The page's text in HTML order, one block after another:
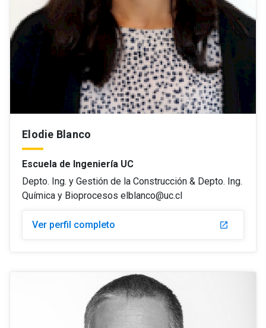
Elodie Blanco
Escuela de Ingeniería UC
Depto. Ing. y Gestión de la Construcción & Depto. Ing.
Química y Bioprocesos elblanco@uc.cl
Ver perfil completo